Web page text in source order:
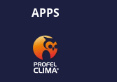
APPS